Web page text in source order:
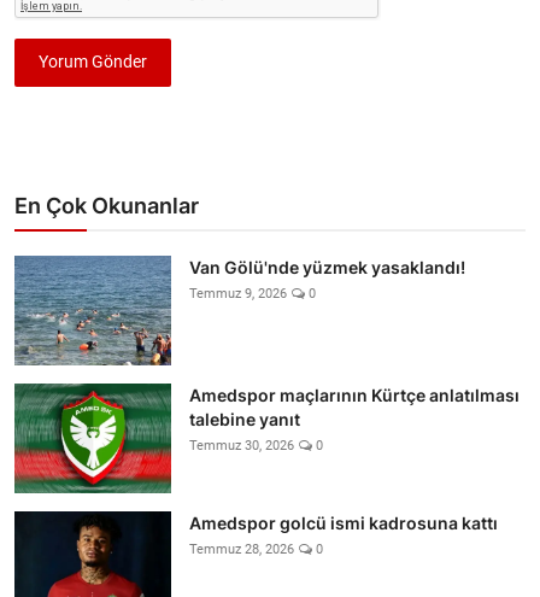
Yorum Gönder
En Çok Okunanlar
Van Gölü'nde yüzmek yasaklandı!
Temmuz 9, 2026 0
Amedspor maçlarının Kürtçe anlatılması
talebine yanıt
Temmuz 30, 2026 0
Amedspor golcü ismi kadrosuna kattı
Temmuz 28, 2026 0